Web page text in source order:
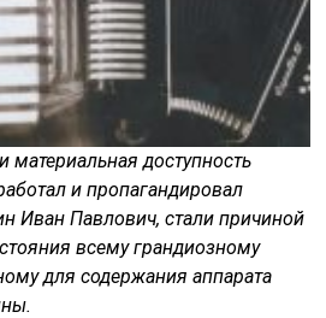
материальная доступность
и пропагандировал
Иван Павлович, стали причиной
всему грандиозному
для содержания аппарата